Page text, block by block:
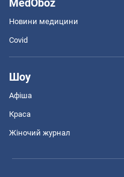
MedOboz
Новини медицини
Covid
Шоу
Афіша
Краса
Жіночий журнал